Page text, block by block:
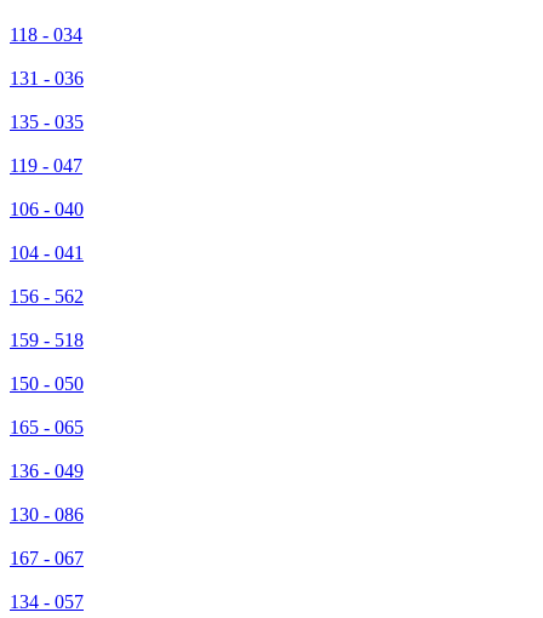
118 - 034
131 - 036
135 - 035
119 - 047
106 - 040
104 - 041
156 - 562
159 - 518
150 - 050
165 - 065
136 - 049
130 - 086
167 - 067
134 - 057